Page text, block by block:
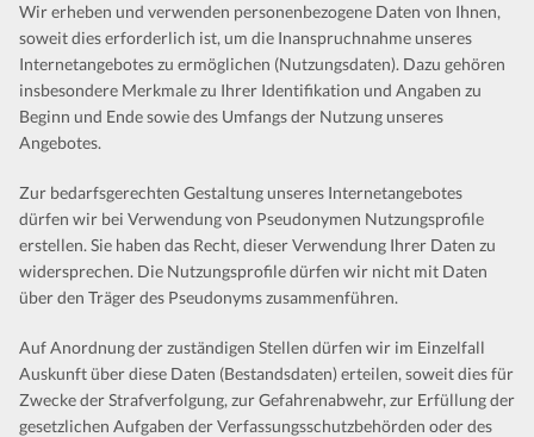
Wir erheben und verwenden personenbezogene Daten von Ihnen,
soweit dies erforderlich ist, um die Inanspruchnahme unseres
Internetangebotes zu ermöglichen (Nutzungsdaten). Dazu gehören
insbesondere Merkmale zu Ihrer Identifikation und Angaben zu
Beginn und Ende sowie des Umfangs der Nutzung unseres
Angebotes.
Zur bedarfsgerechten Gestaltung unseres Internetangebotes
dürfen wir bei Verwendung von Pseudonymen Nutzungsprofile
erstellen. Sie haben das Recht, dieser Verwendung Ihrer Daten zu
widersprechen. Die Nutzungsprofile dürfen wir nicht mit Daten
über den Träger des Pseudonyms zusammenführen.
Auf Anordnung der zuständigen Stellen dürfen wir im Einzelfall
Auskunft über diese Daten (Bestandsdaten) erteilen, soweit dies für
Zwecke der Strafverfolgung, zur Gefahrenabwehr, zur Erfüllung der
gesetzlichen Aufgaben der Verfassungsschutzbehörden oder des